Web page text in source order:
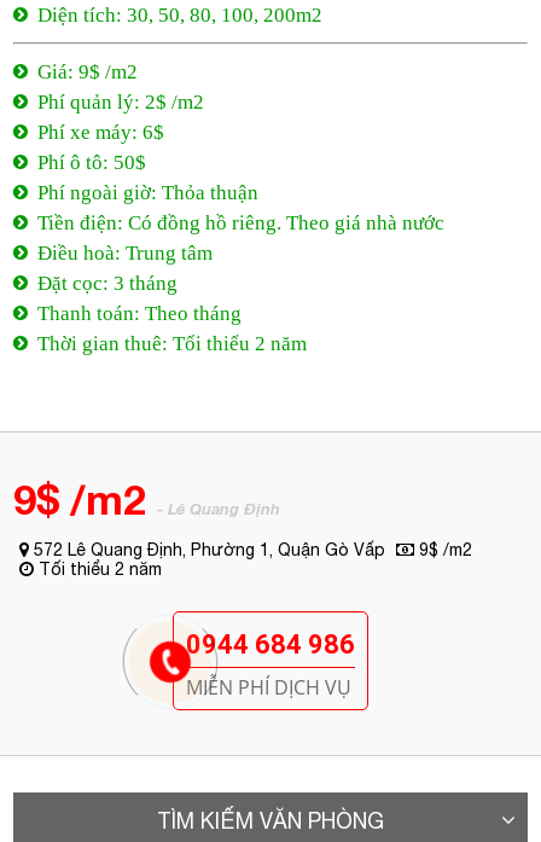
Diện tích: 30, 50, 80, 100, 200m2
Giá: 9$ /m2
Phí quản lý: 2$ /m2
Phí xe máy: 6$
Phí ô tô: 50$
Phí ngoài giờ: Thỏa thuận
Tiền điện: Có đồng hồ riêng. Theo giá nhà nước
Điều hoà: Trung tâm
Đặt cọc: 3 tháng
Thanh toán: Theo tháng
Thời gian thuê: Tối thiểu 2 năm
9$ /m2 - Lê Quang Định
572 Lê Quang Định, Phường 1, Quận Gò Vấp
9$ /m2
Tối thiểu 2 năm
0944 684 986
MIỄN PHÍ DỊCH VỤ
TÌM KIẾM VĂN PHÒNG